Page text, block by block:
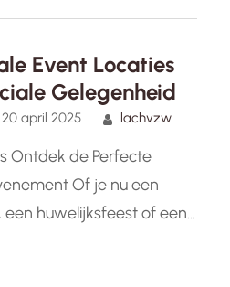
van een evenement
een professioneel
onschatbare waarde
zijn
Event Locaties
Gelegenheid
20 april 2025 lachvzw
Ontdek de Perfecte
Of je nu een
een huwelijksfeest of een
rol in het succes